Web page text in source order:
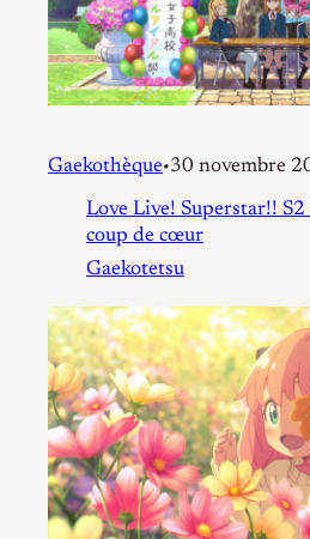
Gaekothèque•30 novembre
Love Live! Superstar!!
coup de cœur
Gaekotetsu